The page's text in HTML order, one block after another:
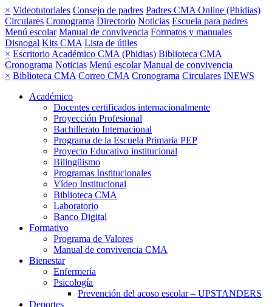
× Videotutoriales Consejo de padres Padres CMA Online (Phidias)
Circulares Cronograma Directorio Noticias Escuela para padres
Menú escolar Manual de convivencia Formatos y manuales
Disnogal Kits CMA Lista de útiles
× Escritorio Académico CMA (Phidias) Biblioteca CMA
Cronograma Noticias Menú escolar Manual de convivencia
× Biblioteca CMA Correo CMA Cronograma Circulares INEWS
Académico
Docentes certificados internacionalmente
Proyección Profesional
Bachillerato Internacional
Programa de la Escuela Primaria PEP
Proyecto Educativo institucional
Bilingüismo
Programas Institucionales
Vídeo Institucional
Biblioteca CMA
Laboratorio
Banco Digital
Formativo
Programa de Valores
Manual de convivencia CMA
Bienestar
Enfermería
Psicología
Prevención del acoso escolar – UPSTANDERS
Deportes